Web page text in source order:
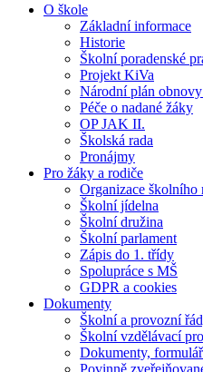
O škole
Základní informace
Historie
Školní poradenské
Projekt KiVa
Národní plán
Péče o nadané žáky
OP JAK II.
Školská rada
Pronájmy
Pro žáky a rodiče
Organizace školního
Školní jídelna
Školní družina
Školní parlament
Zápis do 1. třídy
Spolupráce s MŠ
GDPR a cookies
Dokumenty
Školní a provozní
Školní vzdělávací
Dokumenty,
Povinně